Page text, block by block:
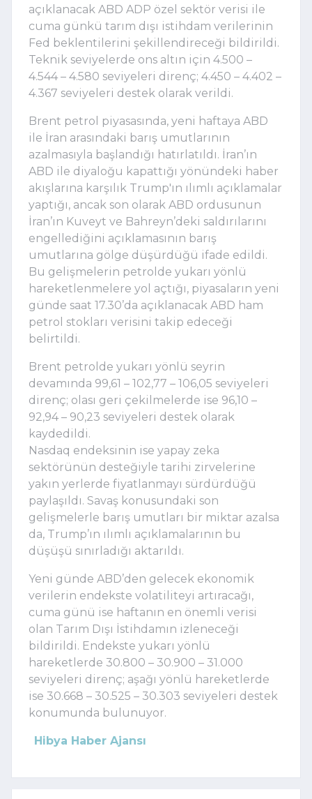
açıklanacak ABD ADP özel sektör verisi ile
cuma günkü tarım dışı istihdam verilerinin
Fed beklentilerini şekillendireceği bildirildi.
Teknik seviyelerde ons altın için 4.500 –
4.544 – 4.580 seviyeleri direnç; 4.450 – 4.402 –
4.367 seviyeleri destek olarak verildi.
Brent petrol piyasasında, yeni haftaya ABD
ile İran arasındaki barış umutlarının
azalmasıyla başlandığı hatırlatıldı. İran’ın
ABD ile diyaloğu kapattığı yönündeki haber
akışlarına karşılık Trump'ın ılımlı açıklamalar
yaptığı, ancak son olarak ABD ordusunun
İran’ın Kuveyt ve Bahreyn’deki saldırılarını
engellediğini açıklamasının barış
umutlarına gölge düşürdüğü ifade edildi.
Bu gelişmelerin petrolde yukarı yönlü
hareketlenmelere yol açtığı, piyasaların yeni
günde saat 17.30’da açıklanacak ABD ham
petrol stokları verisini takip edeceği
belirtildi.
Brent petrolde yukarı yönlü seyrin
devamında 99,61 – 102,77 – 106,05 seviyeleri
direnç; olası geri çekilmelerde ise 96,10 –
92,94 – 90,23 seviyeleri destek olarak
kaydedildi.
Nasdaq endeksinin ise yapay zeka
sektörünün desteğiyle tarihi zirvelerine
yakın yerlerde fiyatlanmayı sürdürdüğü
paylaşıldı. Savaş konusundaki son
gelişmelerle barış umutları bir miktar azalsa
da, Trump’ın ılımlı açıklamalarının bu
düşüşü sınırladığı aktarıldı.
Yeni günde ABD’den gelecek ekonomik
verilerin endekste volatiliteyi artıracağı,
cuma günü ise haftanın en önemli verisi
olan Tarım Dışı İstihdamın izleneceği
bildirildi. Endekste yukarı yönlü
hareketlerde 30.800 – 30.900 – 31.000
seviyeleri direnç; aşağı yönlü hareketlerde
ise 30.668 – 30.525 – 30.303 seviyeleri destek
konumunda bulunuyor.
Hibya Haber Ajansı